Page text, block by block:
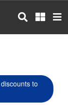
to